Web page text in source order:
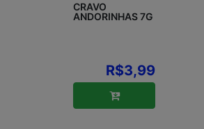
CRAVO
ANDORINHAS 7G
R$3,99